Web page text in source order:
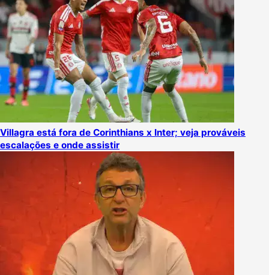
Villagra está fora de Corinthians x Inter; veja prováveis
escalações e onde assistir